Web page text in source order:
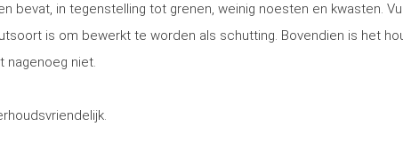
bevat, in tegenstelling tot grenen, weinig noesten en kwasten.
is om bewerkt te worden als schutting. Bovendien is het
nagenoeg niet.